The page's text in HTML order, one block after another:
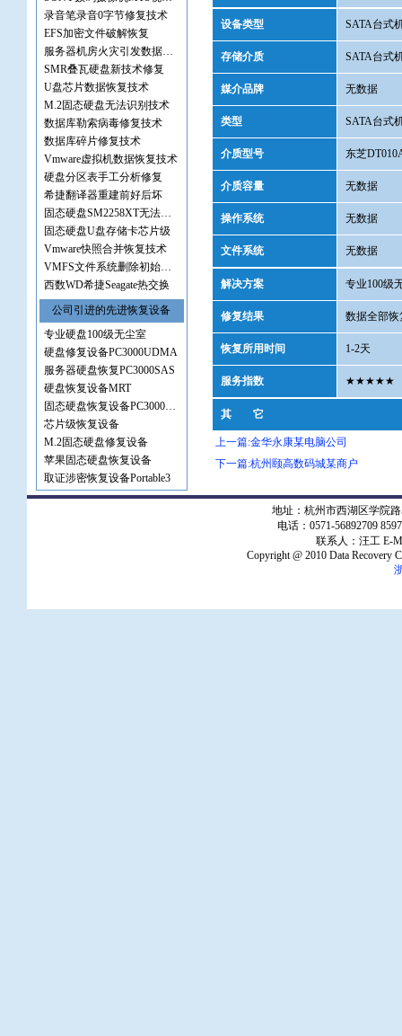
录音笔录音0字节修复技术
EFS加密文件破解恢复
服务器机房火灾引发数据丢失
SMR叠瓦硬盘新技术修复
U盘芯片数据恢复技术
M.2固态硬盘无法识别技术
数据库勒索病毒修复技术
数据库碎片修复技术
Vmware虚拟机数据恢复技术
硬盘分区表手工分析修复
希捷翻译器重建前好后坏
固态硬盘SM2258XT无法识别
固态硬盘U盘存储卡芯片级
Vmware快照合并恢复技术
VMFS文件系统删除初始化恢复
西数WD希捷Seagate热交换
公司引进的先进恢复设备
专业硬盘100级无尘室
硬盘修复设备PC3000UDMA
服务器硬盘恢复PC3000SAS
硬盘恢复设备MRT
固态硬盘恢复设备PC3000SSD
芯片级恢复设备
M.2固态硬盘修复设备
苹果固态硬盘恢复设备
取证涉密恢复设备Portable3
设备类型 SATA台式
存储介质 SATA台式
媒介品牌 无数据
类型 SATA台式
介质型号 东芝
介质容量 无数据
操作系统 无数据
文件系统 无数据
解决方案 专业100级
修复结果 数据全部恢
恢复所用时间 1-2天
服务指数 ★★★★★
其 它
上一篇:金华永康某电脑公司
下一篇:杭州颐高数码城某商户
地址：杭州市西湖区学院
电话：0571-56892709
联系人：汪工 E-
Copyright @ 2010 Data Recovery